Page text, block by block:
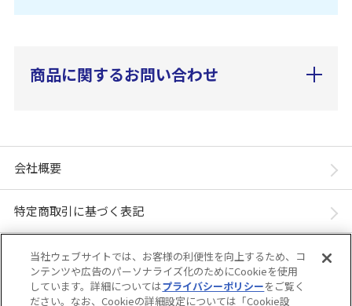
商品に関するお問い合わせ
会社概要
特定商取引に基づく表記
個人情報保護方針
「ユニ・チャーム ダイレクトショップ」は、ユニ・チャーム株式会社が運営してい
当社ウェブサイトでは、お客様の利便性を向上するため、コ
ンテンツや広告のパーソナライズ化のためにCookieを使用
しています。詳細についてはプライバシーポリシーをご覧く
ださい。なお、Cookieの詳細設定については「Cookie設